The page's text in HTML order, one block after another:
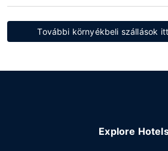
További környékbeli szállások
Explore